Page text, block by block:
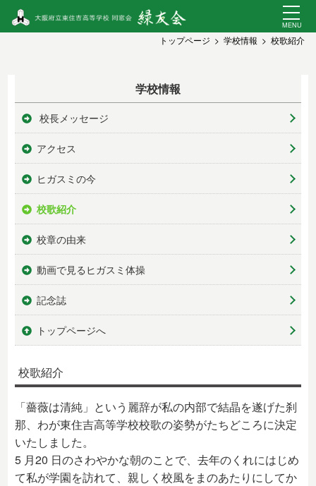
トップページ 学校情報 校歌紹介
学校情報
校長メッセージ
アクセス
ヒガスミの今
校歌紹介
校章の由来
動画で見るヒガスミ体操
記念誌
トップページへ
校歌紹介
「薔薇は清純」という麗辞が私の内部で結晶を遂げた刹
那、わが東住吉高等学校校歌の姿勢がたちどころに決定
いたしました。
5 月20 日のさわやかな朝のことで、去年のくれにはじめ
て私が学園を訪れて、親しく校風をまのあたりにしてか